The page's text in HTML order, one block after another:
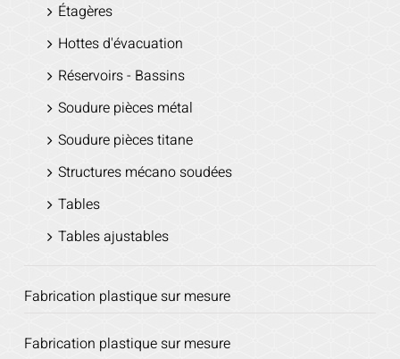
Étagères
Hottes d'évacuation
Réservoirs - Bassins
Soudure pièces métal
Soudure pièces titane
Structures mécano soudées
Tables
Tables ajustables
Fabrication plastique sur mesure
Fabrication plastique sur mesure